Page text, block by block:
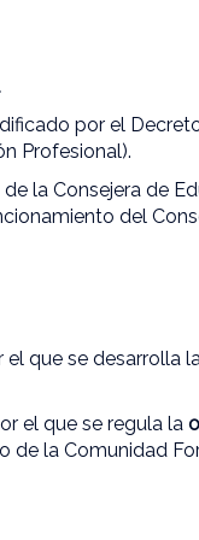
por el
Profesional).
de la Consejera de
del
el que se desarrolla
el que se regula la
de la Comunidad